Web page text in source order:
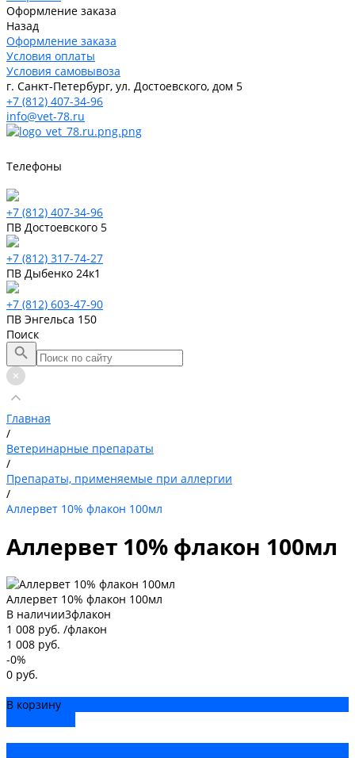
Оформление заказа
Назад
Оформление заказа
Условия оплаты
Условия самовывоза
г. Санкт-Петербург, ул. Достоевского, дом 5
+7 (812) 407-34-96
info@vet-78.ru
Телефоны
+7 (812) 407-34-96
ПВ Достоевского 5
+7 (812) 317-74-27
ПВ Дыбенко 24к1
+7 (812) 603-47-90
ПВ Энгельса 150
Поиск
Главная
/
Ветеринарные препараты
/
Препараты, применяемые при аллергии
/
Аллервет 10% флакон 100мл
Аллервет 10% флакон 100мл
Аллервет 10% флакон 100мл
В наличии3флакон
1 008 руб. /флакон
1 008 руб.
-0%
0 руб.
В корзину